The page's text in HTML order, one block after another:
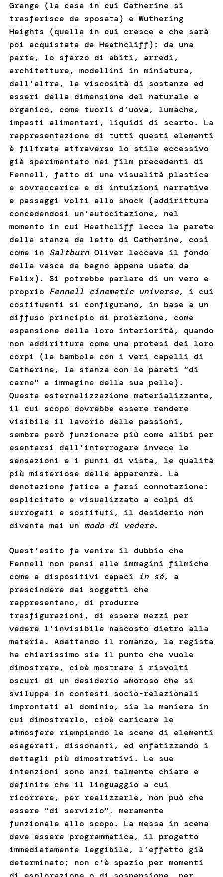
Grange (la casa in cui Catherine si
trasferisce da sposata) e Wuthering
Heights (quella in cui cresce e che sarà
poi acquistata da Heathcliff): da una
parte, lo sfarzo di abiti, arredi,
architetture, modellini in miniatura,
dall’altra, la viscosità di sostanze ed
esseri della dimensione del naturale e
organico, come tuorli d’uova, lumache,
impasti alimentari, liquidi di scarto. La
rappresentazione di tutti questi elementi
è filtrata attraverso lo stile eccessivo
già sperimentato nei film precedenti di
Fennell, fatto di una visualità plastica
e sovraccarica e di intuizioni narrative
e passaggi volti allo shock (addirittura
concedendosi un’autocitazione, nel
momento in cui Heathcliff lecca la parete
della stanza da letto di Catherine, così
come in SaltburnOliver leccava il fondo
della vasca da bagno appena usata da
Felix). Si potrebbe parlare di un vero e
proprio Fennell cinematic universe, i cui
costituenti si configurano, in base a un
diffuso principio di proiezione, come
espansione della loro interiorità, quando
non addirittura come una protesi dei loro
corpi (la bambola con i veri capelli di
Catherine, la stanza con le pareti “di
carne” a immagine della sua pelle).
Questa esternalizzazione materializzante,
il cui scopo dovrebbe essere rendere
visibile il lavorio delle passioni,
sembra però funzionare più come alibi per
esentarsi dall’interrogare invece le
sensazioni e i punti di vista, le qualità
più misteriose delle apparenze. La
denotazione fatica a farsi connotazione:
esplicitato e visualizzato a colpi di
surrogati e sostituti, il desiderio non
diventa mai un modo di vedere.
Quest’esito fa venire il dubbio che
Fennell non pensi alle immagini filmiche
come a dispositivi capaci in sé, a
prescindere dai soggetti che
rappresentano, di produrre
trasfigurazioni, di essere mezzi per
vedere l’invisibile nascosto dietro alla
materia. Adattando il romanzo, la regista
ha chiarissimo sia il punto che vuole
dimostrare, cioè mostrare i risvolti
oscuri di un desiderio amoroso che si
sviluppa in contesti socio-relazionali
improntati al dominio, sia la maniera in
cui dimostrarlo, cioè caricare le
atmosfere riempiendo le scene di elementi
esagerati, dissonanti, ed enfatizzando i
dettagli più dimostrativi. Le sue
intenzioni sono anzi talmente chiare e
definite che il linguaggio a cui
ricorrere, per realizzarle, non può che
essere “di servizio”, meramente
funzionale allo scopo. La messa in scena
deve essere programmatica, il progetto
immediatamente leggibile, l’effetto già
determinato; non c’è spazio per momenti